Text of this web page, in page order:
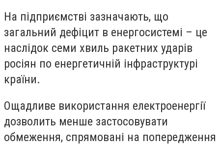
На підприємстві зазначають, що
загальний дефіцит в енергосистемі – це
наслідок семи хвиль ракетних ударів
росіян по енергетичній інфраструктурі
країни.
Ощадливе використання електроенергії
дозволить менше застосовувати
обмеження, спрямовані на попередження